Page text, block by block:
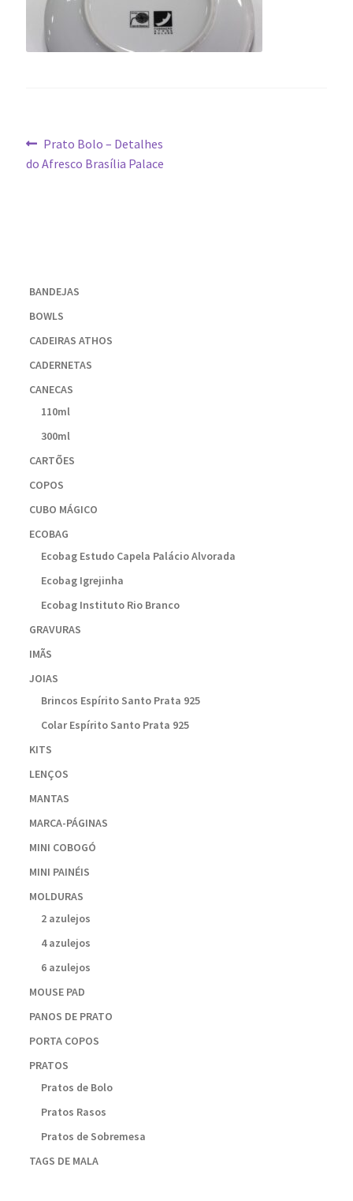
Navegação
de
Post
anterior:
Prato Bolo – Detalhes
do Afresco Brasília Palace
BANDEJAS
BOWLS
CADEIRAS ATHOS
CADERNETAS
CANECAS
110ml
300ml
CARTÕES
COPOS
CUBO MÁGICO
ECOBAG
Ecobag Estudo Capela Palácio Alvorada
Ecobag Igrejinha
Ecobag Instituto Rio Branco
GRAVURAS
IMÃS
JOIAS
Brincos Espírito Santo Prata 925
Colar Espírito Santo Prata 925
KITS
LENÇOS
MANTAS
MARCA-PÁGINAS
MINI COBOGÓ
MINI PAINÉIS
MOLDURAS
2 azulejos
4 azulejos
6 azulejos
MOUSE PAD
PANOS DE PRATO
PORTA COPOS
PRATOS
Pratos de Bolo
Pratos Rasos
Pratos de Sobremesa
TAGS DE MALA